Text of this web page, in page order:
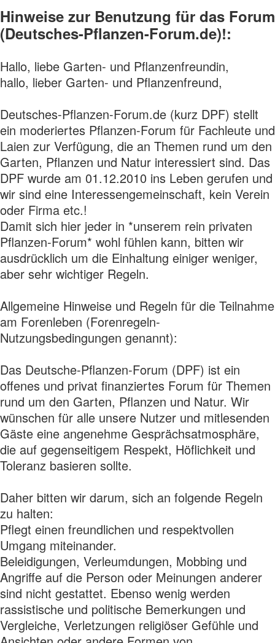
Hinweise zur Benutzung für das Forum
(Deutsches-Pflanzen-Forum.de)!:
Hallo, liebe Garten- und Pflanzenfreundin,
hallo, lieber Garten- und Pflanzenfreund,
Deutsches-Pflanzen-Forum.de (kurz DPF) stellt
ein moderiertes Pflanzen-Forum für Fachleute und
Laien zur Verfügung, die an Themen rund um den
Garten, Pflanzen und Natur interessiert sind. Das
DPF wurde am 01.12.2010 ins Leben gerufen und
wir sind eine Interessengemeinschaft, kein Verein
oder Firma etc.!
Damit sich hier jeder in *unserem rein privaten
Pflanzen-Forum* wohl fühlen kann, bitten wir
ausdrücklich um die Einhaltung einiger weniger,
aber sehr wichtiger Regeln.
Allgemeine Hinweise und Regeln für die Teilnahme
am Forenleben (Forenregeln-
Nutzungsbedingungen genannt):
Das Deutsche-Pflanzen-Forum (DPF) ist ein
offenes und privat finanziertes Forum für Themen
rund um den Garten, Pflanzen und Natur. Wir
wünschen für alle unsere Nutzer und mitlesenden
Gäste eine angenehme Gesprächsatmosphäre,
die auf gegenseitigem Respekt, Höflichkeit und
Toleranz basieren sollte.
Daher bitten wir darum, sich an folgende Regeln
zu halten:
Pflegt einen freundlichen und respektvollen
Umgang miteinander.
Beleidigungen, Verleumdungen, Mobbing und
Angriffe auf die Person oder Meinungen anderer
sind nicht gestattet. Ebenso wenig werden
rassistische und politische Bemerkungen und
Vergleiche, Verletzungen religiöser Gefühle und